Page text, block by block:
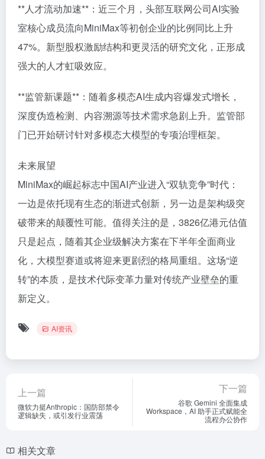
**人才流动加速**：近三个月，头部互联网公司AI实验
室核心成员流向MiniMax等初创企业的比例同比上升
47%。新型股权激励结构和更灵活的研究文化，正形成
强大的人才虹吸效应。
**监管新课题**：随着多模态AI生成内容爆发式增长，
深度伪造检测、内容溯源等技术需求急剧上升。监管部
门已开始研讨针对多模态大模型的专项治理框架。
未来展望
MiniMax的崛起标志中国AI产业进入“双轨竞争”时代：
一边是依托现有生态的渐进式创新，另一边是架构级突
破带来的颠覆性可能。值得关注的是，3826亿港元估值
只是起点，随着其企业级解决方案在下半年全面商业
化，大模型赛道或将迎来更剧烈的格局重组。这场“逆
转”的本质，是技术代际变革力量对传统产业壁垒的重
新定义。
AI资讯
上一篇
微软力挺Anthropic：国防部禁令
逻辑缺失，或引发行业震荡
下一篇
谷歌 Gemini 全面集成
Workspace，AI 助手正式赋能全
流程办公协作
相关文章